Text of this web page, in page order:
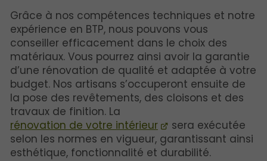
Grâce à nos compétences techniques et notre
expérience en BTP, nous pouvons vous
conseiller efficacement dans le choix des
matériaux. Vous pourrez ainsi avoir la garantie
d’une rénovation de qualité et adaptée à votre
budget. Nos artisans s’occuperont ensuite de
la pose des revêtements, des cloisons et des
travaux de finition. La
rénovation de votre intérieur
sera exécutée
selon les normes en vigueur, garantissant ainsi
esthétique, fonctionnalité et durabilité.